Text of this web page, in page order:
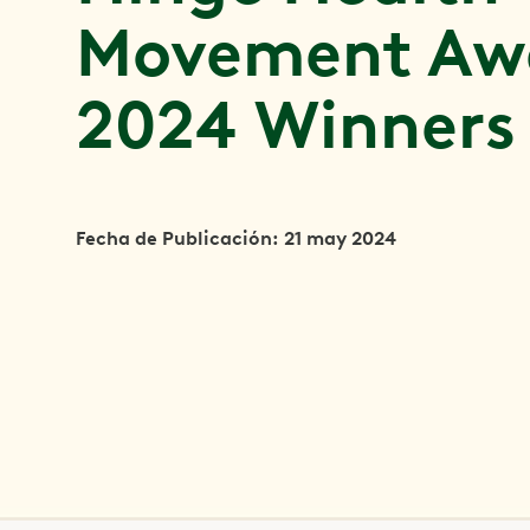
Movement
2024 Winners
Fecha de Publicación: 21 may 2024